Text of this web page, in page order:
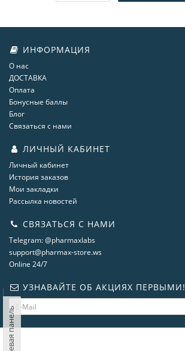
ИНФОРМАЦИЯ
О нас
ДОСТАВКА
Оплата
Бонусные баллы
Блог
Связаться с нами
ЛИЧНЫЙ КАБИНЕТ
Личный кабинет
История заказов
Мои закладки
Рассылка новостей
СВЯЗАТЬСЯ С НАМИ
Telegram: @pharmaxlabs
support@pharmax-store.ws
Online 24/7
УЗНАВАЙТЕ ОБ АКЦИЯХ ПЕРВЫМИ!
Левая панель